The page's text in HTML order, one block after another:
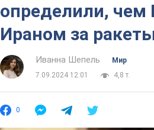
определили, чем
Ираном за
Иванна Шепель
Мир
7.09.2024 12:01
4,8 т.
0